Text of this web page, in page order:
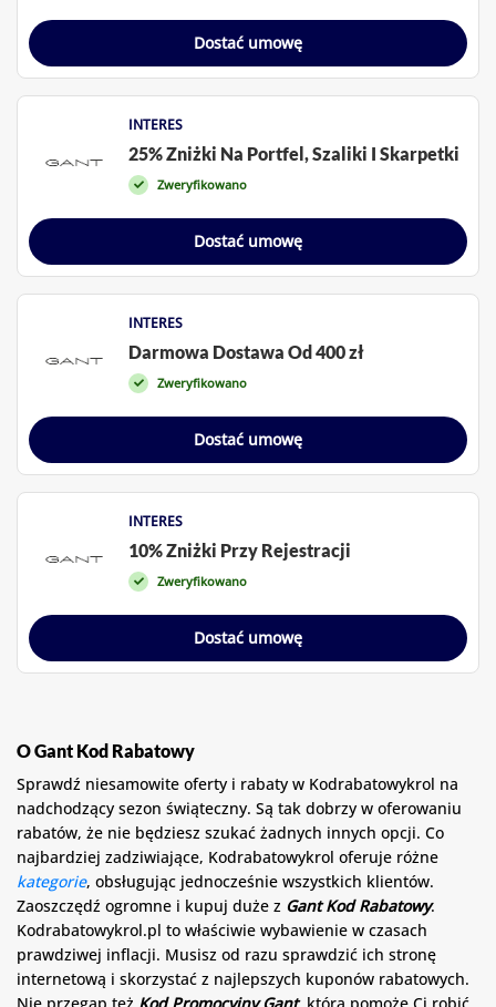
Dostać umowę
INTERES
25% Zniżki Na Portfel, Szaliki I Skarpetki
Zweryfikowano
Dostać umowę
INTERES
Darmowa Dostawa Od 400 zł
Zweryfikowano
Dostać umowę
INTERES
10% Zniżki Przy Rejestracji
Zweryfikowano
Dostać umowę
O Gant Kod Rabatowy
Sprawdź niesamowite oferty i rabaty w Kodrabatowykrol na
nadchodzący sezon świąteczny. Są tak dobrzy w oferowaniu
rabatów, że nie będziesz szukać żadnych innych opcji. Co
najbardziej zadziwiające, Kodrabatowykrol oferuje różne
kategorie, obsługując jednocześnie wszystkich klientów.
Zaoszczędź ogromne i kupuj duże z Gant Kod Rabatowy.
Kodrabatowykrol.pl to właściwie wybawienie w czasach
prawdziwej inflacji. Musisz od razu sprawdzić ich stronę
internetową i skorzystać z najlepszych kuponów rabatowych.